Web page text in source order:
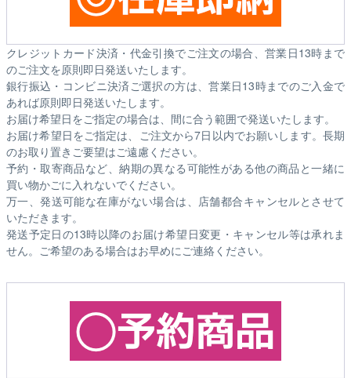
クレジットカード決済・代金引換でご注文の場合、営業日13時まで
のご注文を原則即日発送いたします。
銀行振込・コンビニ決済ご選択の方は、営業日13時までのご入金で
あれば原則即日発送いたします。
お届け希望日をご指定の場合は、間に合う範囲で発送いたします。
お届け希望日をご指定は、ご注文から7日以内でお願いします。長期
のお取り置きご要望はご遠慮ください。
予約・取寄商品など、納期の異なる可能性がある他の商品と一緒に
買い物かごに入れないでください。
万一、発送可能な在庫がない場合は、店舗都合キャンセルとさせて
いただきます。
発送予定日の13時以降のお届け希望日変更・キャンセル等は承れま
せん。ご希望のある場合はお早めにご連絡ください。